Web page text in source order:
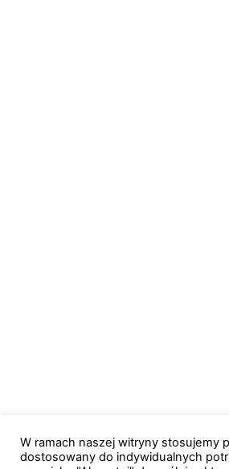
W ramach naszej witryny stosujemy
dostosowany do indywidualnych